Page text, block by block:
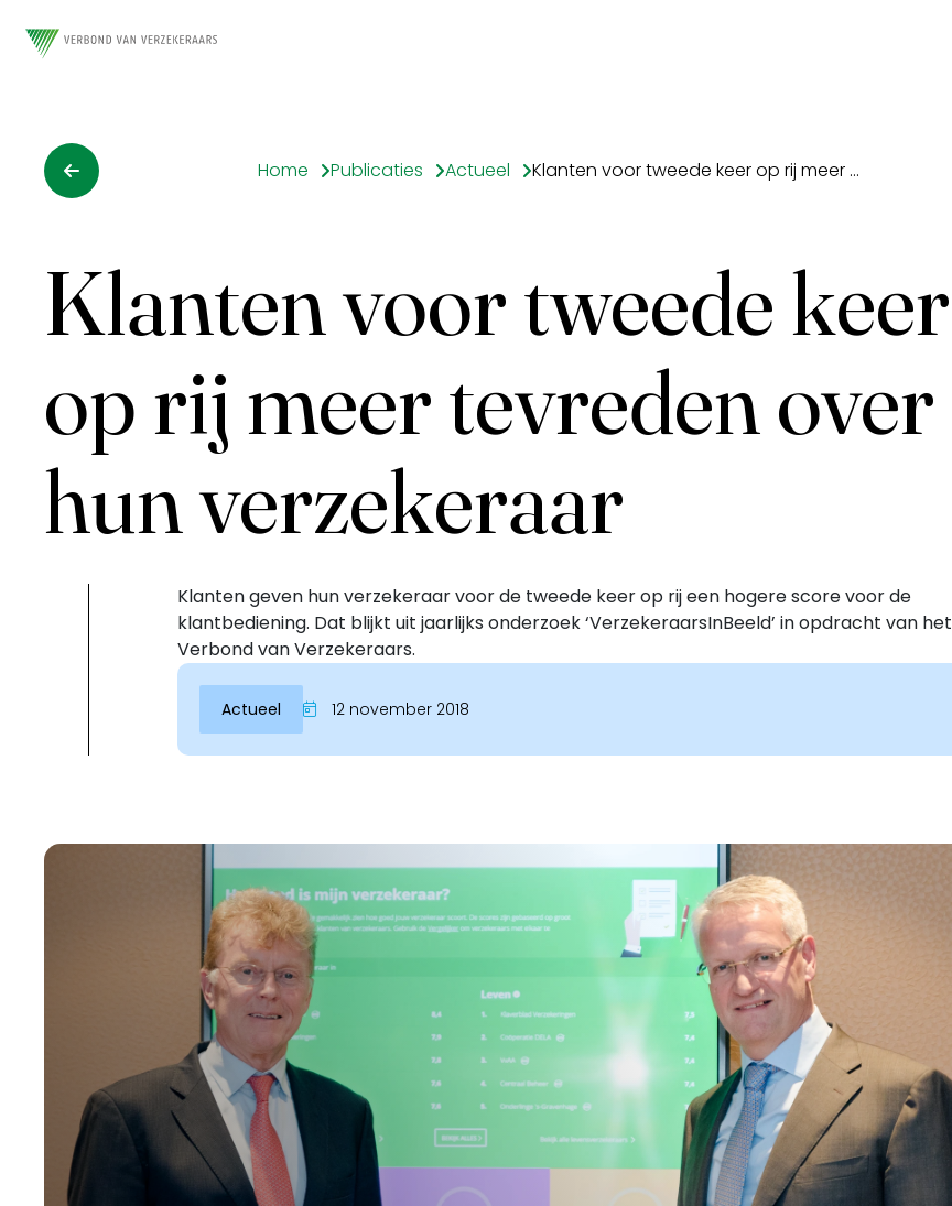
Home Publicaties Actueel Klanten voor tweede keer op rij meer tevreden over hun verzekeraar
Klanten voor tweede keer
op rij meer tevreden over
hun verzekeraar
Klanten geven hun verzekeraar voor de tweede keer op rij een hogere score voor de
klantbediening. Dat blijkt uit jaarlijks onderzoek ‘VerzekeraarsInBeeld’ in opdracht van het
Verbond van Verzekeraars.
Actueel 12 november 2018